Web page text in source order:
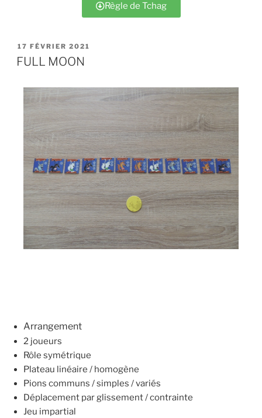
Règle de Tchag
17 FÉVRIER 2021
FULL MOON
Arrangement
2 joueurs
Rôle symétrique
Plateau linéaire / homogène
Pions communs / simples / variés
Déplacement par glissement / contrainte
Jeu impartial